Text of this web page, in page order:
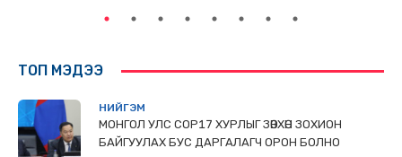
ТОП МЭДЭЭ
НИЙГЭМ
МОНГОЛ УЛС СОР17 ХУРЛЫГ ЗӨВХӨН ЗОХИОН
БАЙГУУЛАХ БУС ДАРГАЛАГЧ ОРОН БОЛНО